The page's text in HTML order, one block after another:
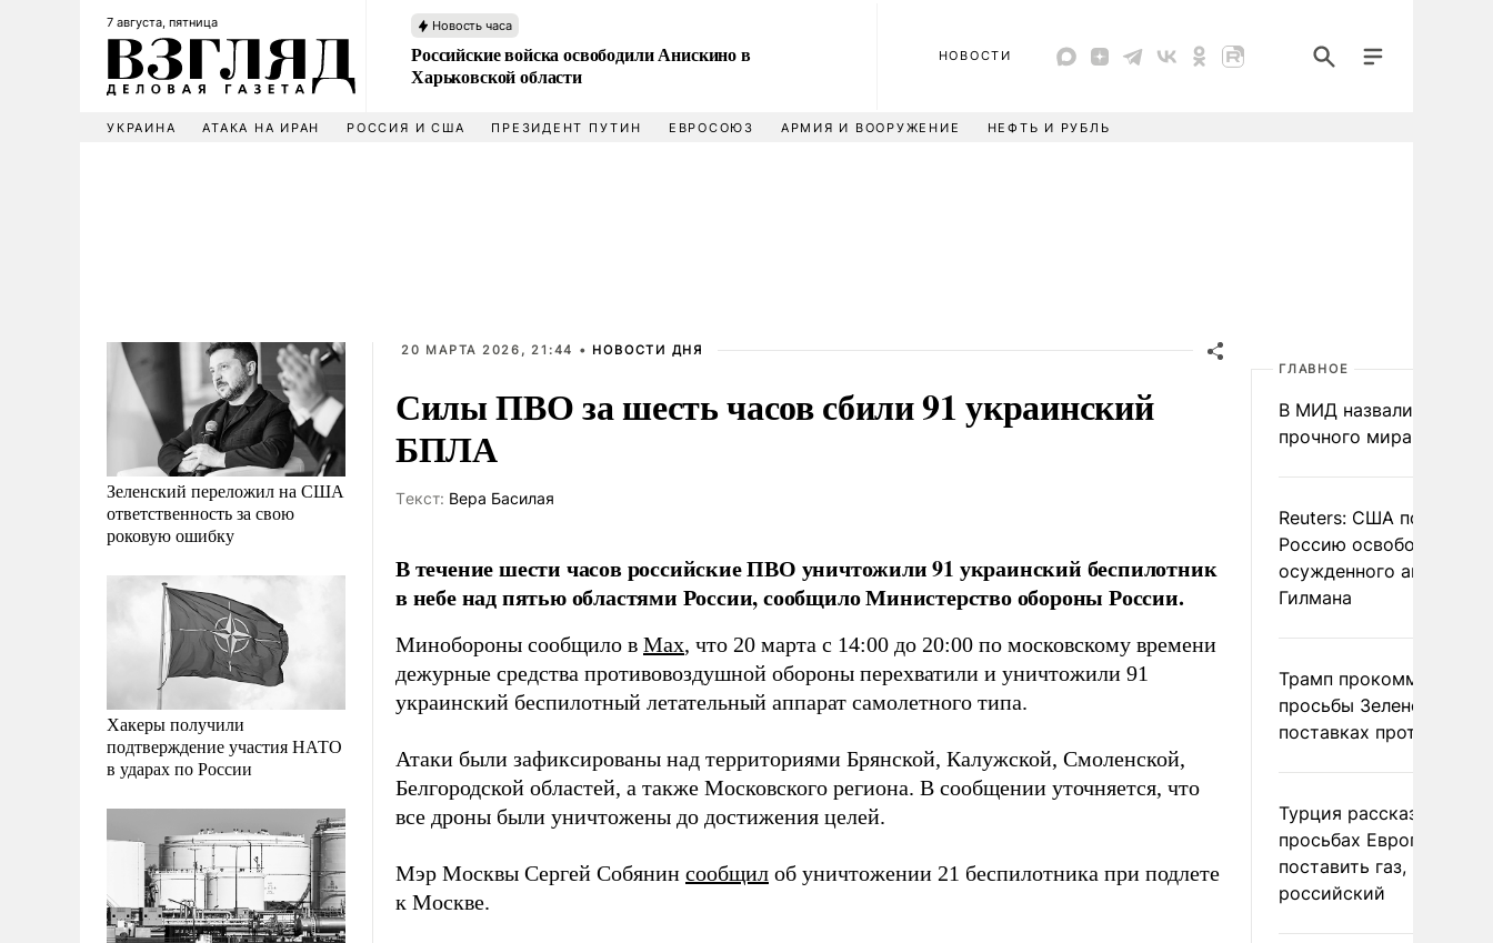
7 августа, пятница Новость часа
Российские войска освободили Анискино в
Харьковской области
НОВОСТИ
УКРАИНА АТАКА НА ИРАН РОССИЯ И США ПРЕЗИДЕНТ ПУТИН ЕВРОСОЮЗ АРМИЯ И ВООРУЖЕНИЕ НЕФТЬ И РУБЛЬ
Зеленский переложил на США
ответственность за свою
роковую ошибку
Хакеры получили
подтверждение участия НАТО
в ударах по России
20 МАРТА 2026, 21:44 • НОВОСТИ ДНЯ
Силы ПВО за шесть часов сбили 91 украинский
БПЛА
Tекст: Вера Басилая
В течение шести часов российские ПВО уничтожили 91 украинский беспилотник
в небе над пятью областями России, сообщило Министерство обороны России.
Минобороны сообщило в Max, что 20 марта с 14:00 до 20:00 по московскому времени
дежурные средства противовоздушной обороны перехватили и уничтожили 91
украинский беспилотный летательный аппарат самолетного типа.
Атаки были зафиксированы над территориями Брянской, Калужской, Смоленской,
Белгородской областей, а также Московского региона. В сообщении уточняется, что
все дроны были уничтожены до достижения целей.
Мэр Москвы Сергей Собянин сообщил об уничтожении 21 беспилотника при подлете
к Москве.
ГЛАВНОЕ
В МИД назвали условия
прочного мира на
Reuters: США
Россию освободить
осужденного
Гилмана
Трамп
просьбы Зеленского о
поставках
Турция рассказала о
просьбах Европы
поставить газ, но не
российский